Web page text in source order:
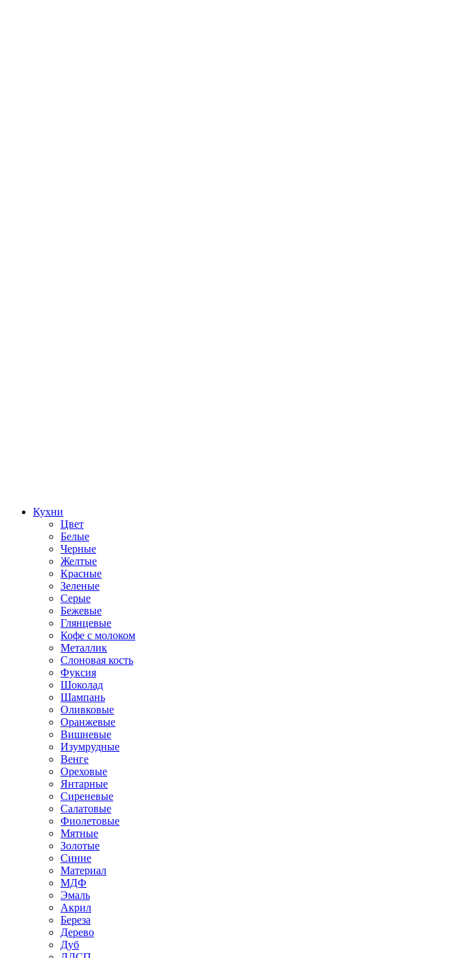
Кухни
Цвет
Белые
Черные
Желтые
Красные
Зеленые
Серые
Бежевые
Глянцевые
Кофе с молоком
Металлик
Слоновая кость
Фуксия
Шоколад
Шампань
Оливковые
Оранжевые
Вишневые
Изумрудные
Венге
Ореховые
Янтарные
Сиреневые
Салатовые
Фиолетовые
Мятные
Золотые
Синие
Материал
МДФ
Эмаль
Акрил
Береза
Дерево
Дуб